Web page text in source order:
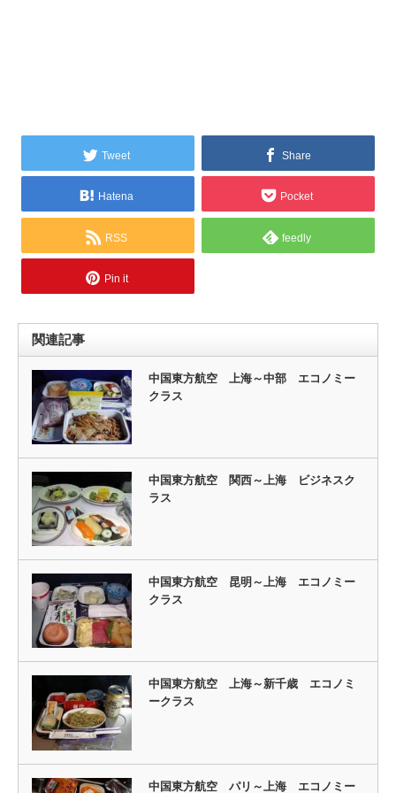
Tweet Share
Hatena Pocket
RSS feedly
Pin it
関連記事
中国東方航空 上海～中部 エコノミー
クラス
中国東方航空 関西～上海 ビジネスク
ラス
中国東方航空 昆明～上海 エコノミー
クラス
中国東方航空 上海～新千歳 エコノミ
ークラス
中国東方航空 パリ～上海 エコノミー